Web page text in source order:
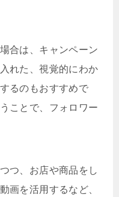
合は、キャンペーン
れた、視覚的にわか
るのもおすすめで
ことで、フォロワー
つ、お店や商品をし
画を活用するなど、